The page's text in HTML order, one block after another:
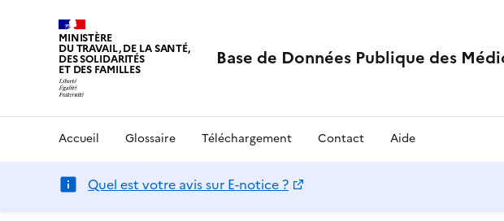
MINISTÈRE
DU TRAVAIL, DE LA SANTÉ,
DES SOLIDARITÉS
ET DES FAMILLES Base de Données Publique des
Accueil Glossaire Téléchargement Contact Aide
Quel est votre avis sur E-notice ?